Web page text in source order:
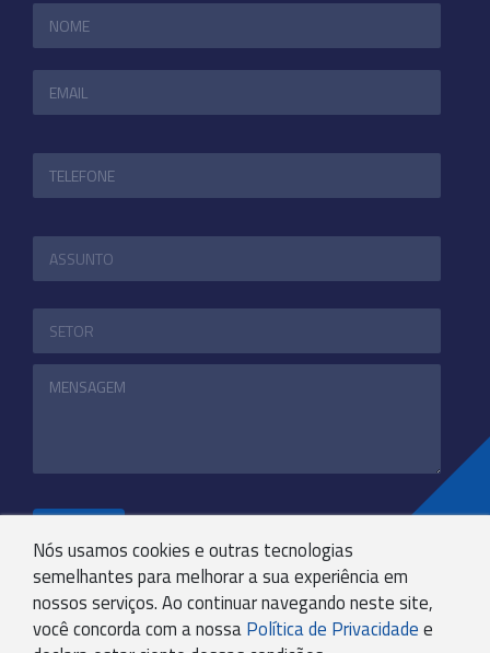
Nós usamos cookies e outras tecnologias
semelhantes para melhorar a sua experiência em
nossos serviços. Ao continuar navegando neste site,
você concorda com a nossa Política de Privacidade e
+55 31 3244-4800
COMUNICACAO@KRYPTONBPO.COM.BR